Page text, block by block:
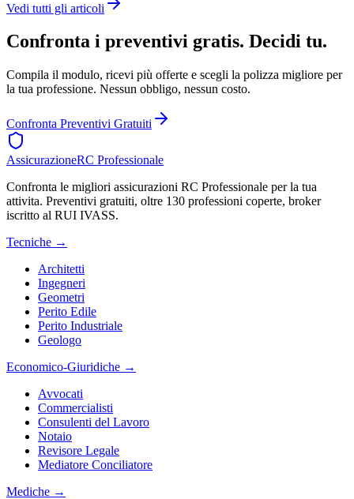
Vedi tutti gli articoli
Confronta i preventivi gratis. Decidi tu.
Compila il modulo, ricevi più offerte e scegli la polizza migliore per
la tua professione. Nessun obbligo, nessun costo.
Confronta Preventivi Gratuiti
AssicurazioneRC Professionale
Confronta le migliori assicurazioni RC Professionale per la tua
attivita. Preventivi gratuiti, oltre 130 professioni coperte, broker
iscritto al RUI IVASS.
Tecniche →
Architetti
Ingegneri
Geometri
Perito Edile
Perito Industriale
Geologo
Economico-Giuridiche →
Avvocati
Commercialisti
Consulenti del Lavoro
Notaio
Revisore Legale
Mediatore Conciliatore
Mediche →